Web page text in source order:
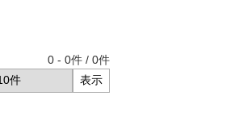
0 - 0件 / 0件